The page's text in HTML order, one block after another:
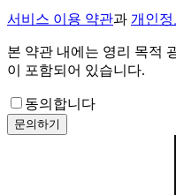
서비스 이용 약관과 개인정
본 약관 내에는 영리 목적
이 포함되어 있습니다.
동의합니다
문의하기